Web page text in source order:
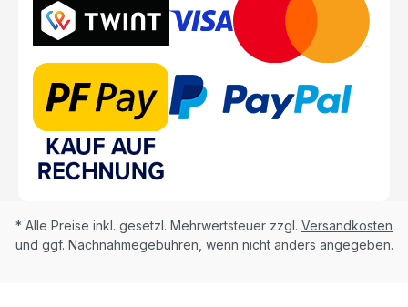
* Alle Preise inkl. gesetzl. Mehrwertsteuer zzgl. Versandkosten
und ggf. Nachnahmegebühren, wenn nicht anders angegeben.